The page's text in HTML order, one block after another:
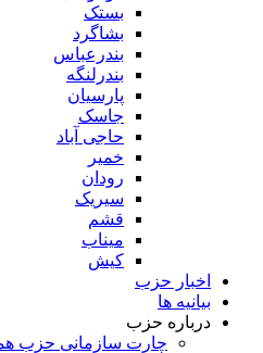
بستک
بشاگرد
بندرعباس
بندرلنگه
پارسیان
جاسک
حاجی آباد
خمیر
رودان
سیریک
قشم
میناب
کیش
اخبار حزب
بیانیه ها
درباره حزب
چارت سازمانی حزب